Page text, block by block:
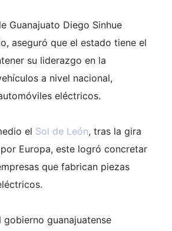
Guanajuato Diego Sinhue
aseguró que el estado tiene el
su liderazgo en la
a nivel nacional,
eléctricos.
el Sol de León, tras la gira
Europa, este logró concretar
que fabrican piezas
guanajuatense